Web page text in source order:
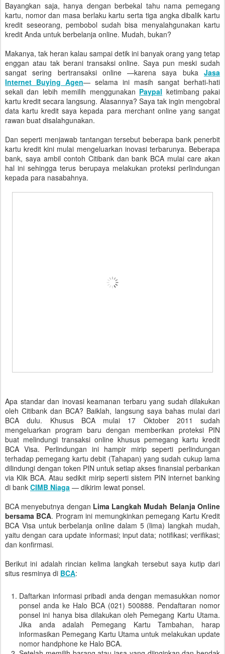
Bayangkan saja, hanya dengan berbekal tahu nama pemegang
kartu, nomor dan masa berlaku kartu serta tiga angka dibalik kartu
kredit seseorang, pembobol sudah bisa menyalahgunakan kartu
kredit Anda untuk berbelanja online. Mudah, bukan?
Makanya, tak heran kalau sampai detik ini banyak orang yang tetap
enggan atau tak berani transaksi online. Saya pun meski sudah
sangat sering bertransaksi online —karena saya buka Jasa
Internet Buying Agen— selama ini masih sangat berhati-hati
sekali dan lebih memilih menggunakan Paypal ketimbang pakai
kartu kredit secara langsung. Alasannya? Saya tak ingin mengobral
data kartu kredit saya kepada para merchant online yang sangat
rawan buat disalahgunakan.
Dan seperti menjawab tantangan tersebut beberapa bank penerbit
kartu kredit kini mulai mengeluarkan inovasi terbarunya. Beberapa
bank, saya ambil contoh Citibank dan bank BCA mulai care akan
hal ini sehingga terus berupaya melakukan proteksi perlindungan
kepada para nasabahnya.
Apa standar dan inovasi keamanan terbaru yang sudah dilakukan
oleh Citibank dan BCA? Baiklah, langsung saya bahas mulai dari
BCA dulu. Khusus BCA mulai 17 Oktober 2011 sudah
mengeluarkan program baru dengan memberikan proteksi PIN
buat melindungi transaksi online khusus pemegang kartu kredit
BCA Visa. Perlindungan ini hampir mirip seperti perlindungan
terhadap pemegang kartu debit (Tahapan) yang sudah cukup lama
dilindungi dengan token PIN untuk setiap akses finansial perbankan
via Klik BCA. Atau sedikit mirip seperti sistem PIN internet banking
di bank CIMB Niaga — dikirim lewat ponsel.
BCA menyebutnya dengan Lima Langkah Mudah Belanja Online
bersama BCA. Program ini memungkinkan pemegang Kartu Kredit
BCA Visa untuk berbelanja online dalam 5 (lima) langkah mudah,
yaitu dengan cara update informasi; input data; notifikasi; verifikasi;
dan konfirmasi.
Berikut ini adalah rincian kelima langkah tersebut saya kutip dari
situs resminya di BCA:
Daftarkan informasi pribadi anda dengan memasukkan nomor
ponsel anda ke Halo BCA (021) 500888. Pendaftaran nomor
ponsel ini hanya bisa dilakukan oleh Pemegang Kartu Utama.
Jika anda adalah Pemegang Kartu Tambahan, harap
informasikan Pemegang Kartu Utama untuk melakukan update
nomor handphone ke Halo BCA.